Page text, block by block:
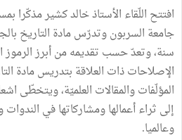
افتتح اللّقاء الأستاذ خالد كشير مذكّرا
جامعة السربون وتدرّس مادة التاريخ
سنة، وتعدّ حسب تقديمه من أبرز الرموز
الإصلاحات ذات العلاقة بتدريس مادة
المؤلّفات والمقالات العلميّة، ويتخطّى
إلى ثراء أعمالها ومشاركاتها في الندوات
وعالميا.